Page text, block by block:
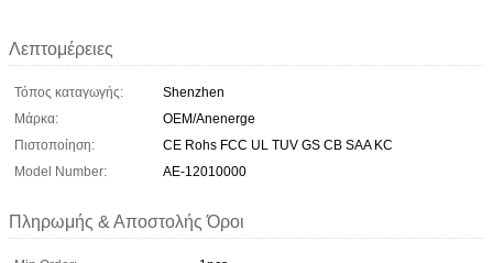
Λεπτομέρειες
Τόπος καταγωγής:
Shenzhen
Μάρκα:
OEM/Anenerge
Πιστοποίηση:
CE Rohs FCC UL TUV GS CB SAA KC
Model Number:
AE-12010000
Πληρωμής & Αποστολής Όροι